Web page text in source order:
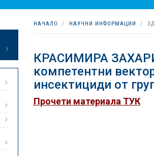
НАЧАЛО НАУЧНИ ИНФОРМАЦИИ
КРАСИМИРА
компетентни
инсектициди от
Прочети материала ТУК